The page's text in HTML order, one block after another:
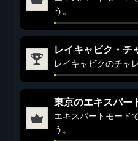
う。
レイキャビク・チ
レイキャビクのチャ
東京のエキスパー
エキスパートモード
う。